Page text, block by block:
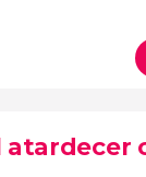
atardecer